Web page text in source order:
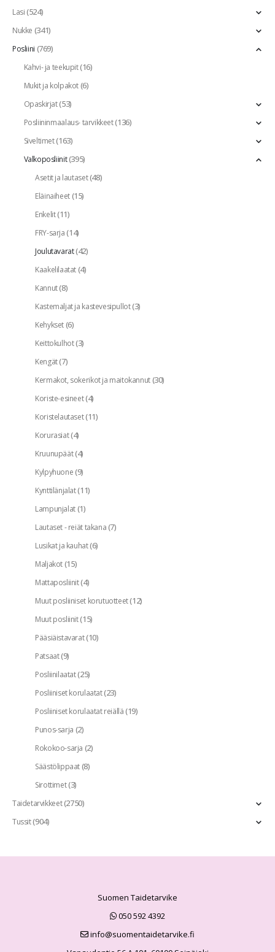
Lasi(524)
Nukke (341)
Posliini (769)
Kahvi- ja teekupit(16)
Mukit ja kolpakot(6)
Opaskirjat(53)
Posliininmaalaus- tarvikkeet(136)
Siveltimet(163)
Valkoposliinit(395)
Asetit ja lautaset(48)
Eläinaiheet(15)
Enkelit(11)
FRY-sarja(14)
Joulutavarat(42)
Kaakelilaatat(4)
Kannut(8)
Kastemaljat ja kastevesipullot(3)
Kehykset(6)
Keittokulhot(3)
Kengät(7)
Kermakot, sokerikot ja maitokannut(30)
Koriste-esineet(4)
Koristelautaset(11)
Korurasiat(4)
Kruunupäät(4)
Kylpyhuone(9)
Kynttilänjalat(11)
Lampunjalat(1)
Lautaset - reiät takana(7)
Lusikat ja kauhat(6)
Maljakot(15)
Mattaposliinit(4)
Muut posliiniset korutuotteet(12)
Muut posliinit(15)
Pääsiäistavarat(10)
Patsaat(9)
Posliinilaatat(25)
Posliiniset korulaatat(23)
Posliiniset korulaatat reiällä(19)
Punos-sarja (2)
Rokokoo-sarja (2)
Säästölippaat(8)
Sirottimet(3)
Taidetarvikkeet(2750)
Tussit(904)
Suomen Taidetarvike
050 592 4392
info@suomentaidetarvike.fi